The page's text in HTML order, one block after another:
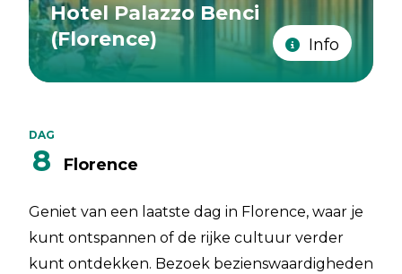
Hotel Palazzo Benci
(Florence)
Info
DAG
8 Florence
Geniet van een laatste dag in Florence, waar je
kunt ontspannen of de rijke cultuur verder
kunt ontdekken. Bezoek bezienswaardigheden